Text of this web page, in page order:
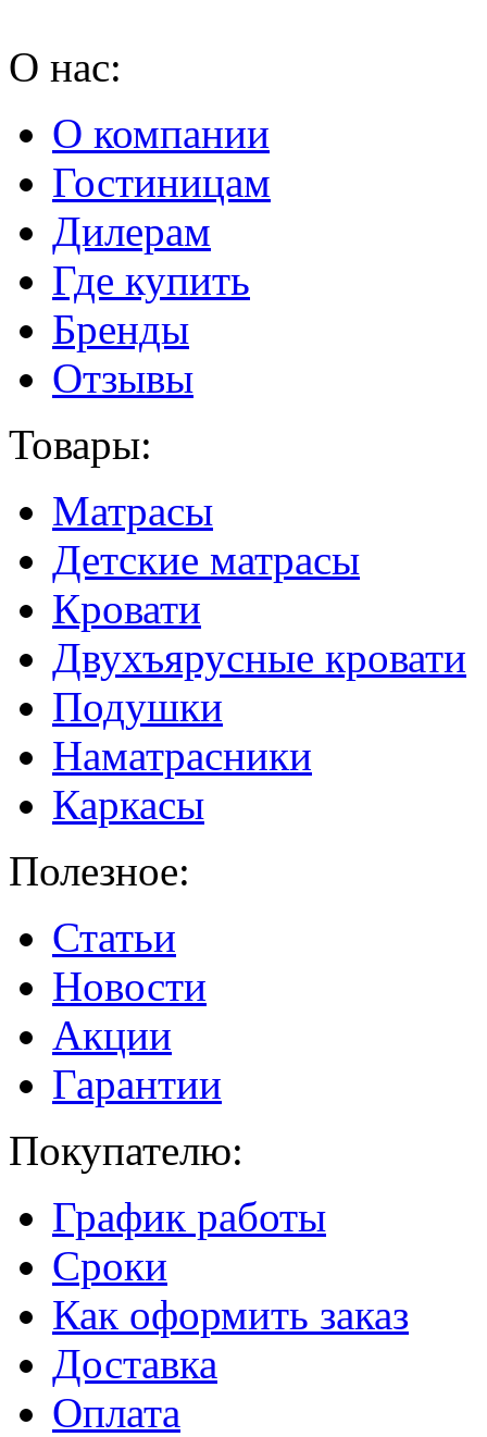
О нас:
О компании
Гостиницам
Дилерам
Где купить
Бренды
Отзывы
Товары:
Матрасы
Детские матрасы
Кровати
Двухъярусные кровати
Подушки
Наматрасники
Каркасы
Полезное:
Статьи
Новости
Акции
Гарантии
Покупателю:
График работы
Сроки
Как оформить заказ
Доставка
Оплата